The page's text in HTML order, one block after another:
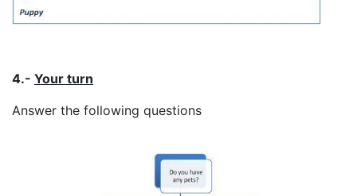
4.- Your turn
Answer the following questions